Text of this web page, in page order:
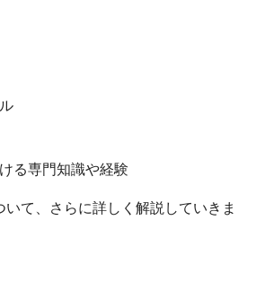
る専門知識や経験
いて、さらに詳しく解説していきま